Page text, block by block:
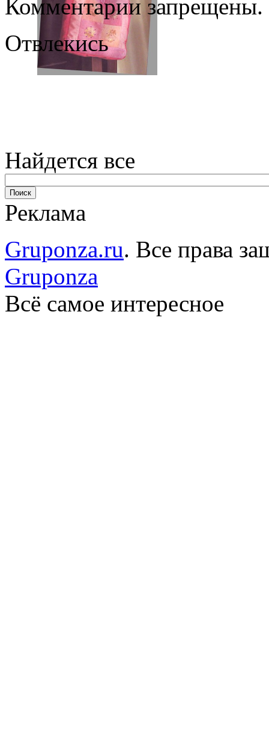
Комментарии запрещены.
Отвлекись
Найдется все
Реклама
Gruponza.ru. Все права
Gruponza
Всё самое интересное